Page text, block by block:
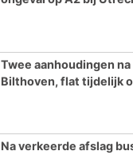
Twee aanhoudingen
Bilthoven, flat tijdelijk
Na verkeerde afslag